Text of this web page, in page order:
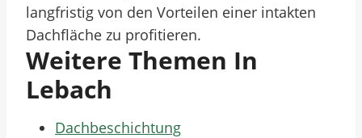
langfristig von den Vorteilen einer intakten
Dachfläche zu profitieren.
Weitere Themen In
Lebach
Dachbeschichtung